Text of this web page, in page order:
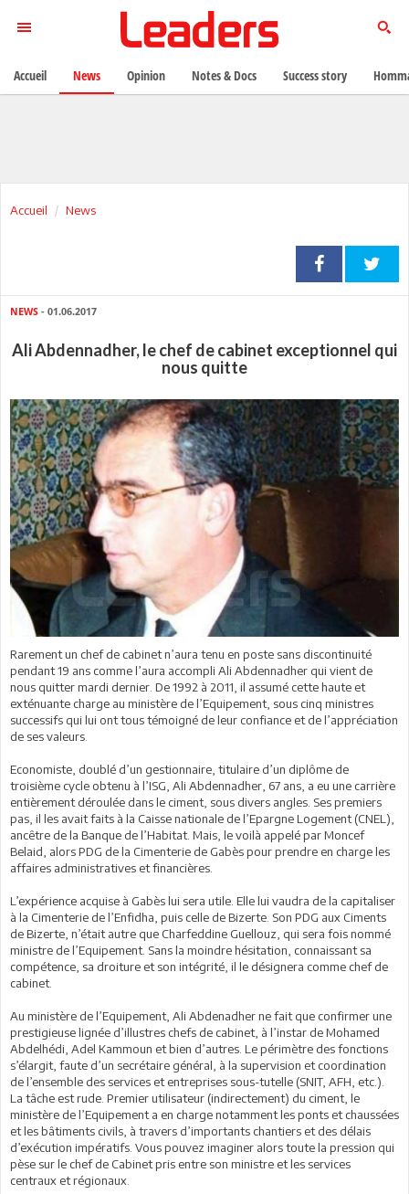
Accueil News
NEWS - 01.06.2017
Ali Abdennadher, le chef de cabinet exceptionnel qui
nous quitte
Rarement un chef de cabinet n’aura tenu en poste sans discontinuité
pendant 19 ans comme l’aura accompli Ali Abdennadher qui vient de
nous quitter mardi dernier. De 1992 à 2011, il assumé cette haute et
exténuante charge au ministère de l’Equipement, sous cinq ministres
successifs qui lui ont tous témoigné de leur confiance et de l’appréciation
de ses valeurs.
Economiste, doublé d’un gestionnaire, titulaire d’un diplôme de
troisième cycle obtenu à l’ISG, Ali Abdennadher, 67 ans, a eu une carrière
entièrement déroulée dans le ciment, sous divers angles. Ses premiers
pas, il les avait faits à la Caisse nationale de l’Epargne Logement (CNEL),
ancêtre de la Banque de l’Habitat. Mais, le voilà appelé par Moncef
Belaid, alors PDG de la Cimenterie de Gabès pour prendre en charge les
affaires administratives et financières.
L’expérience acquise à Gabès lui sera utile. Elle lui vaudra de la capitaliser
à la Cimenterie de l’Enfidha, puis celle de Bizerte. Son PDG aux Ciments
de Bizerte, n’était autre que Charfeddine Guellouz, qui sera fois nommé
ministre de l’Equipement. Sans la moindre hésitation, connaissant sa
compétence, sa droiture et son intégrité, il le désignera comme chef de
cabinet.
Au ministère de l’Equipement, Ali Abdenadher ne fait que confirmer une
prestigieuse lignée d’illustres chefs de cabinet, à l’instar de Mohamed
Abdelhédi, Adel Kammoun et bien d’autres. Le périmètre des fonctions
s’élargit, faute d’un secrétaire général, à la supervision et coordination
de l’ensemble des services et entreprises sous-tutelle (SNIT, AFH, etc.).
La tâche est rude. Premier utilisateur (indirectement) du ciment, le
ministère de l’Equipement a en charge notamment les ponts et chaussées
et les bâtiments civils, à travers d’importants chantiers et des délais
d’exécution impératifs. Vous pouvez imaginer alors toute la pression qui
pèse sur le chef de Cabinet pris entre son ministre et les services
centraux et régionaux.
Accueil News Opinion Notes & Docs Success story